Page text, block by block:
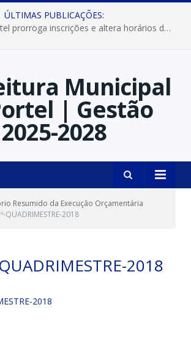
ÚLTIMAS PUBLICAÇÕES:
Prefeitura de Portel prorroga inscrições e altera horários dos concursos “Musa” e “Miss Mix Verão 2026”
Resumido da Execução Orçamentária
QUADRIMESTRE-2018
2018
2018